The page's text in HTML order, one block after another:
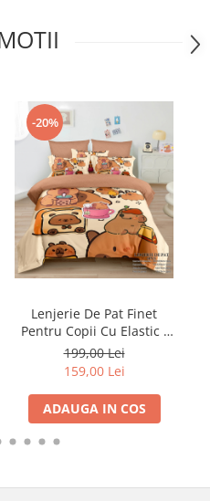
-20%
Lenjerie De Pat Finet
Pentru Copii Cu Elastic -
Capybara Si Bubble Tea
199,00 Lei
159,00 Lei
ADAUGA IN COS